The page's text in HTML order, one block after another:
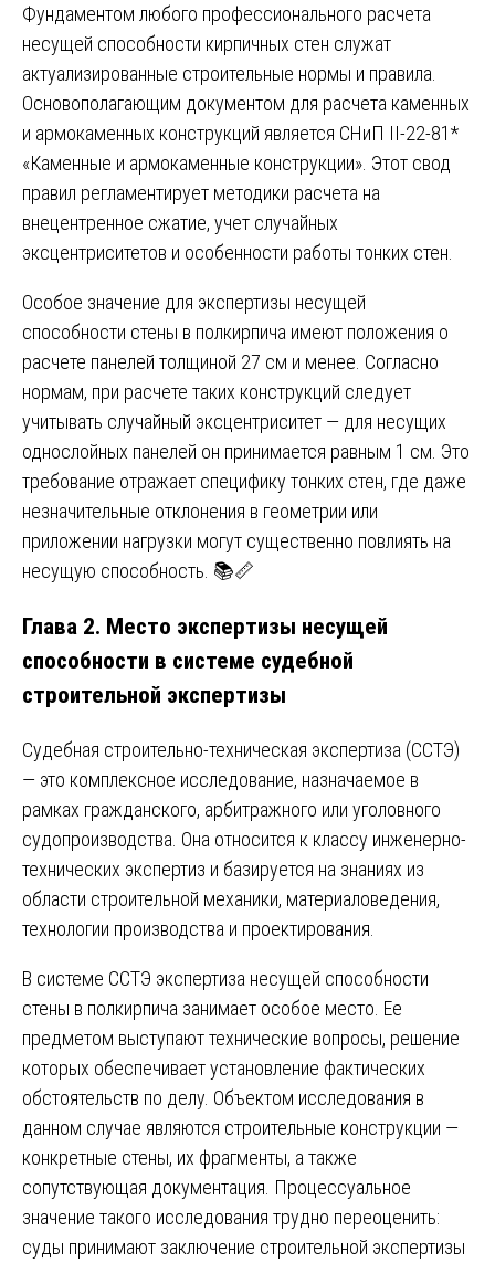
Фундаментом любого профессионального расчета
несущей способности кирпичных стен служат
актуализированные строительные нормы и правила.
Основополагающим документом для расчета каменных
и армокаменных конструкций является СНиП II-22-81*
«Каменные и армокаменные конструкции». Этот свод
правил регламентирует методики расчета на
внецентренное сжатие, учет случайных
эксцентриситетов и особенности работы тонких стен.
Особое значение для экспертизы несущей
способности стены в полкирпича имеют положения о
расчете панелей толщиной 27 см и менее. Согласно
нормам, при расчете таких конструкций следует
учитывать случайный эксцентриситет — для несущих
однослойных панелей он принимается равным 1 см. Это
требование отражает специфику тонких стен, где даже
незначительные отклонения в геометрии или
приложении нагрузки могут существенно повлиять на
несущую способность. 📚📏
Глава 2. Место экспертизы несущей
способности в системе судебной
строительной экспертизы
Судебная строительно-техническая экспертиза (ССТЭ)
— это комплексное исследование, назначаемое в
рамках гражданского, арбитражного или уголовного
судопроизводства. Она относится к классу инженерно-
технических экспертиз и базируется на знаниях из
области строительной механики, материаловедения,
технологии производства и проектирования.
В системе ССТЭ экспертиза несущей способности
стены в полкирпича занимает особое место. Ее
предметом выступают технические вопросы, решение
которых обеспечивает установление фактических
обстоятельств по делу. Объектом исследования в
данном случае являются строительные конструкции —
конкретные стены, их фрагменты, а также
сопутствующая документация. Процессуальное
значение такого исследования трудно переоценить:
суды принимают заключение строительной экспертизы